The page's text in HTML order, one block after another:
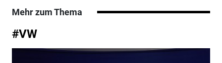
Mehr zum Thema
#VW